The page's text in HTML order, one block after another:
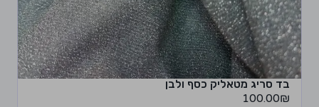
בד סריג מטאליק כסף ולבן
100.00₪